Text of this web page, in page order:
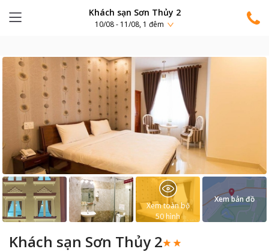
Khách sạn Sơn Thủy 2
10/08 - 11/08, 1 đêm
Khách sạn Sơn Thủy 2
Xem toàn bộ
50 hình
Xem bản đồ